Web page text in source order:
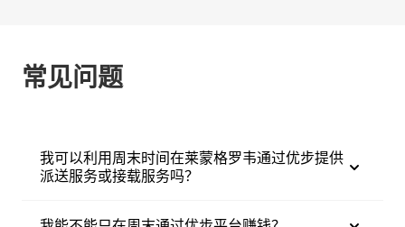
常见问题
我可以利用周末时间在莱蒙格罗韦通过优步提供
派送服务或接载服务吗？